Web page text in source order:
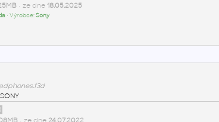
• ze dne 18.05.2025
• Výrobce:Sony
• ze dne 24.07.2022